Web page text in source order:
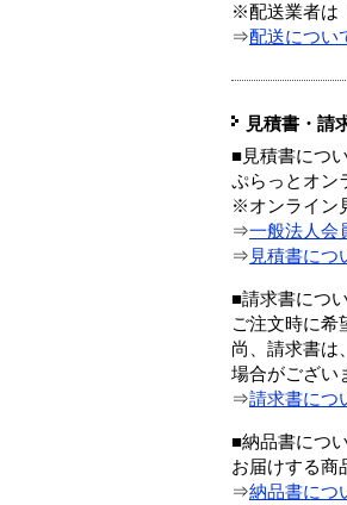
※配送業者は
⇒配送につい
見積書・請
■見積書につ
ぷらっとオン
※オンライン
⇒一般法人会
⇒ 見積書につ
■請求書につ
ご注文時に希
尚、請求書は
場合がござい
⇒請求書につ
■納品書につ
お届けする商
⇒納品書につ